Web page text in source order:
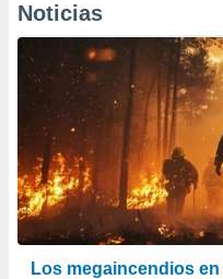
Noticias
Los megaincendios